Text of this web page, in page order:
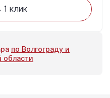
1 клик
по Волгограду и
области